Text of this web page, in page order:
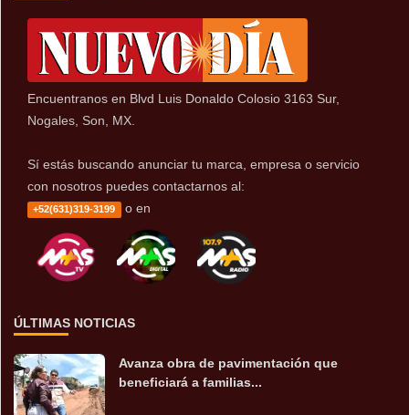
Encuentranos en Blvd Luis Donaldo Colosio 3163 Sur,
Nogales, Son, MX.
Sí estás buscando anunciar tu marca, empresa o servicio
con nosotros puedes contactarnos al:
+52(631)319-3199 o en
ÚLTIMAS NOTICIAS
Avanza obra de pavimentación que
beneficiará a familias...